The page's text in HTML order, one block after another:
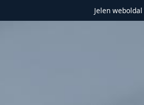
Jelen weboldal